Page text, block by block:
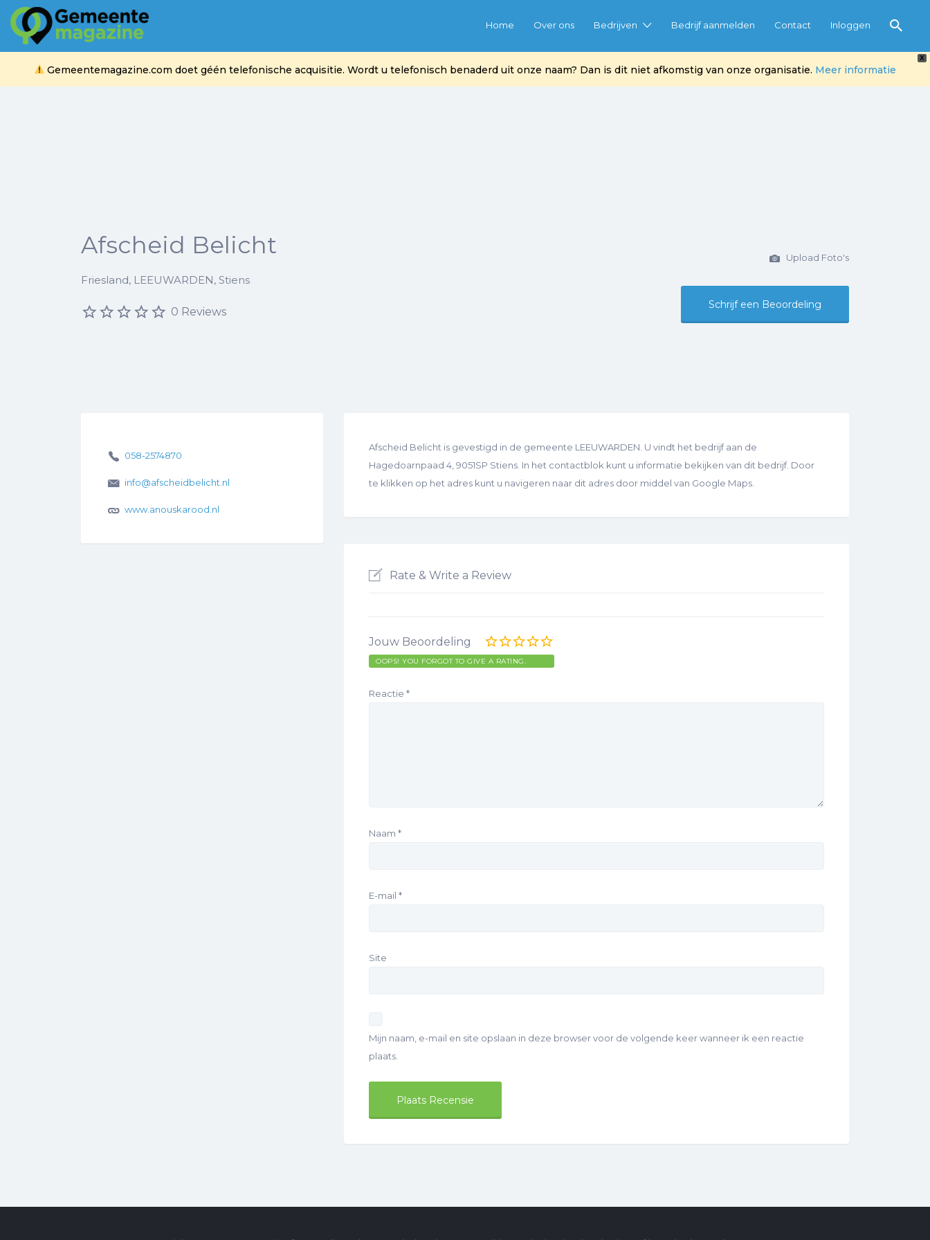
X
Gemeentemagazine.com doet géén telefonische acquisitie. Wordt u telefonisch benaderd uit onze naam? Dan is dit niet afkomstig van onze organisatie. Meer informatie
Home Over ons Bedrijven Bedrijf aanmelden Contact Inloggen
Zoek
naar:
Afscheid Belicht
Friesland, LEEUWARDEN, Stiens
0 Reviews
Upload Foto's
Schrijf een Beoordeling
058-2574870
info@afscheidbelicht.nl
www.anouskarood.nl
Afscheid Belicht is gevestigd in de gemeente LEEUWARDEN. U vindt het bedrijf aan de
Hagedoarnpaad 4, 9051SP Stiens. In het contactblok kunt u informatie bekijken van dit bedrijf. Door
te klikken op het adres kunt u navigeren naar dit adres door middel van Google Maps.
Rate & Write a Review
Jouw Beoordeling
OOPS! YOU FORGOT TO GIVE A RATING.
Reactie *
Naam *
E-mail *
Site
Mijn naam, e-mail en site opslaan in deze browser voor de volgende keer wanneer ik een reactie
plaats.